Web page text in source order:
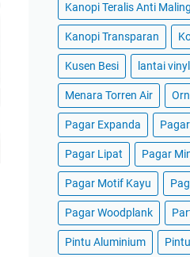
Kanopi Teralis Anti Maling
Kanopi Transparan
Kusen Besi lantai vinyl
Menara Torren Air
Pagar Expanda
Pagar Lipat Pagar
Pagar Motif Kayu
Pagar Woodplank
Pintu Aluminium